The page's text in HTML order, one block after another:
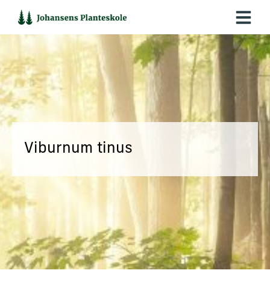
indholdet
Viburnum tinus